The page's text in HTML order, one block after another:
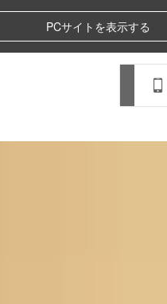
PCサイトを表示する